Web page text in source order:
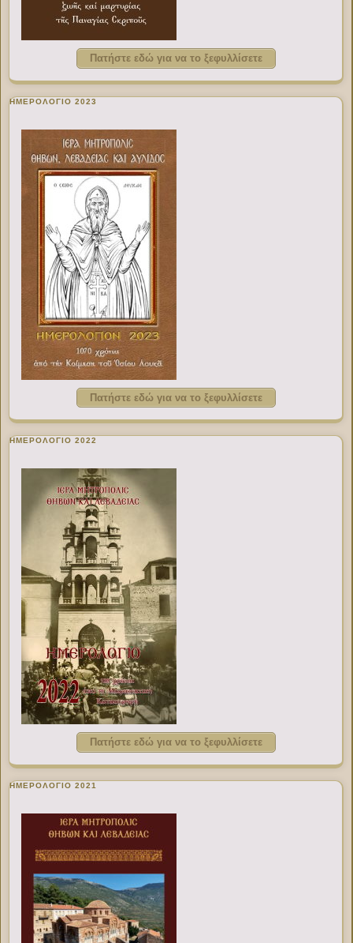
Πατήστε εδώ για να το ξεφυλλίσετε
ΗΜΕΡΟΛΟΓΙΟ 2023
Πατήστε εδώ για να το ξεφυλλίσετε
ΗΜΕΡΟΛΟΓΙΟ 2022
Πατήστε εδώ για να το ξεφυλλίσετε
ΗΜΕΡΟΛΟΓΙΟ 2021